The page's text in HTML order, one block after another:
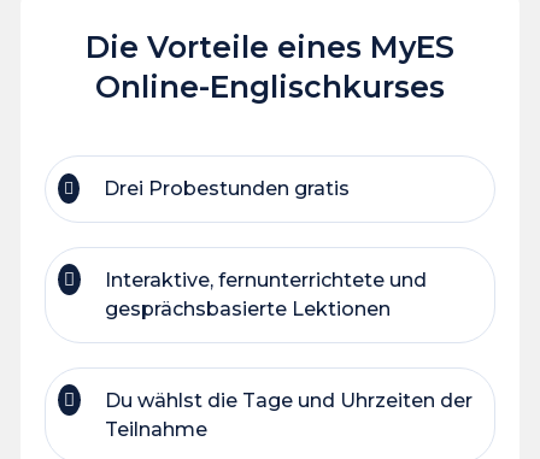
Die Vorteile eines MyES
Online-Englischkurses
Drei Probestunden gratis
Interaktive, fernunterrichtete und
gesprächsbasierte Lektionen
Du wählst die Tage und Uhrzeiten der
Teilnahme